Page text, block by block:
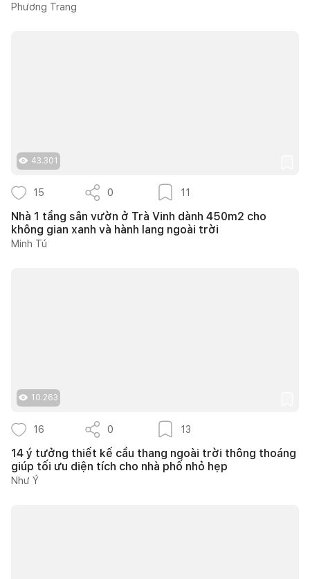
Phương Trang
43.301
15 0 11
Nhà 1 tầng sân vườn ở Trà Vinh dành 450m2 cho
không gian xanh và hành lang ngoài trời
Minh Tú
10.263
16 0 13
14 ý tưởng thiết kế cầu thang ngoài trời thông thoáng
giúp tối ưu diện tích cho nhà phố nhỏ hẹp
Như Ý